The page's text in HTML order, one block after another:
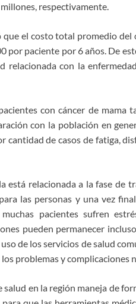
respectivamente.
el costo total promedio del
paciente por 6 años. De
relacionada con la
con cáncer de mama
con la población en
cantidad de casos de fatiga,
está relacionada a la fase de
las personas y una vez
pacientes sufren
pueden permanecer
de los servicios de salud
problemas y complicaciones
salud en la región maneja de